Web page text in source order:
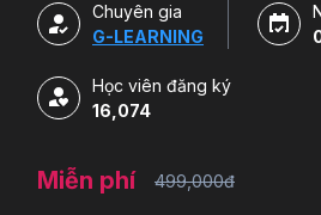
Gitiho ngay hôm nay nào.
Chuyên gia
G-LEARNING
Học viên đăng ký
16,074
Miễn phí 499,000đ